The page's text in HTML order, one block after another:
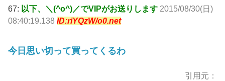
67: 以下、＼(^o^)／でVIPがお送りします 2015/08/30(日)
08:40:19.138 ID:riYQzW/o0.net
今日思い切って買ってくるわ
引用元：